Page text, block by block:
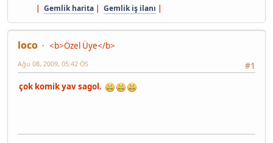
| Gemlik harita | Gemlik iş ilanı |
loco
<b>Özel Üye</b>
#1
Ağu 08, 2009, 05:42 ÖS
çok komik yav sagol.